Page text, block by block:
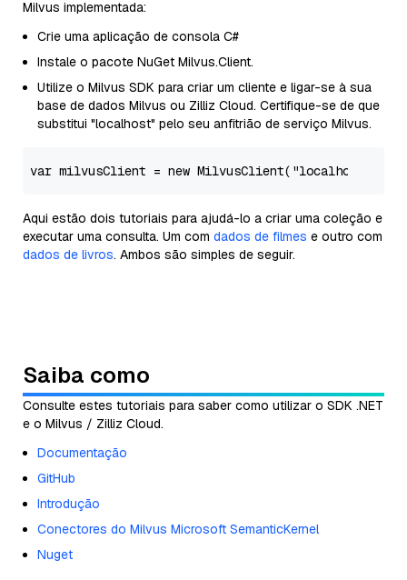
Milvus implementada:
Crie uma aplicação de consola C#
Instale o pacote NuGet Milvus.Client.
Utilize o Milvus SDK para criar um cliente e ligar-se à sua
base de dados Milvus ou Zilliz Cloud. Certifique-se de que
substitui "localhost" pelo seu anfitrião de serviço Milvus.
var milvusClient = new MilvusClient( "localhost"
Aqui estão dois tutoriais para ajudá-lo a criar uma coleção e
executar uma consulta. Um com dados de filmes e outro com
dados de livros. Ambos são simples de seguir.
Saiba como
Consulte estes tutoriais para saber como utilizar o SDK .NET
e o Milvus / Zilliz Cloud.
Documentação
GitHub
Introdução
Conectores do Milvus Microsoft SemanticKernel
Nuget